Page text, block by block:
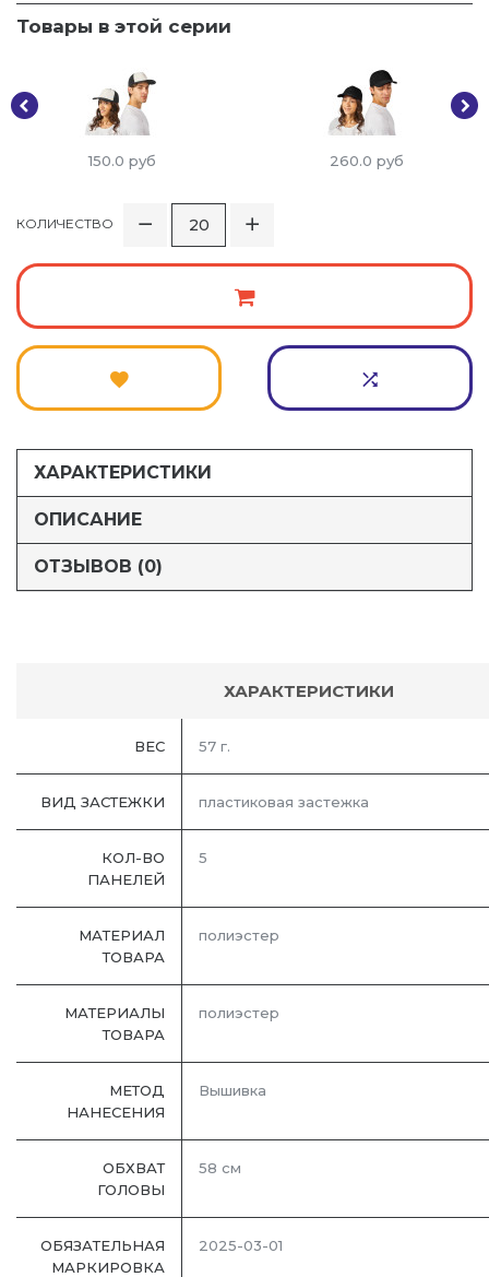
Товары в этой серии
150.0 руб 260.0 руб
КОЛИЧЕСТВО
ХАРАКТЕРИСТИКИ
ОПИСАНИЕ
ОТЗЫВОВ (0)
ХАРАКТЕРИСТИКИ
ВЕС 57 г.
ВИД ЗАСТЕЖКИ пластиковая застежка
КОЛ-ВО
ПАНЕЛЕЙ
5
МАТЕРИАЛ
ТОВАРА
полиэстер
МАТЕРИАЛЫ
ТОВАРА
полиэстер
МЕТОД
НАНЕСЕНИЯ
Вышивка
ОБХВАТ
ГОЛОВЫ
58 см
ОБЯЗАТЕЛЬНАЯ
МАРКИРОВКА
2025-03-01